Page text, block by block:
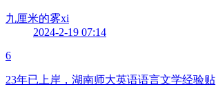
九厘米的雾xi
2024-2-19 07:14
6
23年已上岸，湖南师大英语语言文学经验贴